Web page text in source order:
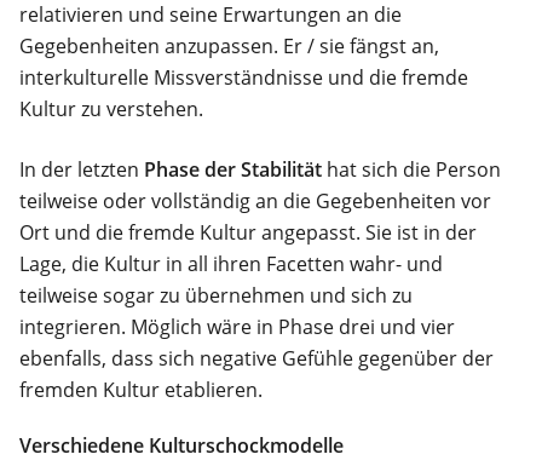
relativieren und seine Erwartungen an die
Gegebenheiten anzupassen. Er / sie fängst an,
interkulturelle Missverständnisse und die fremde
Kultur zu verstehen.
In der letzten Phase der Stabilität hat sich die Person
teilweise oder vollständig an die Gegebenheiten vor
Ort und die fremde Kultur angepasst. Sie ist in der
Lage, die Kultur in all ihren Facetten wahr- und
teilweise sogar zu übernehmen und sich zu
integrieren. Möglich wäre in Phase drei und vier
ebenfalls, dass sich negative Gefühle gegenüber der
fremden Kultur etablieren.
Verschiedene Kulturschockmodelle